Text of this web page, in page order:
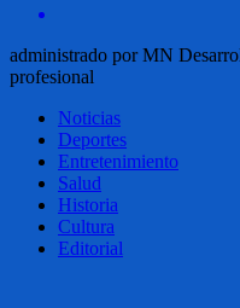
administrado por MN
profesional
Noticias
Deportes
Entretenimiento
Salud
Historia
Cultura
Editorial